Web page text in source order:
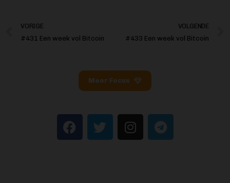
VORIGE
#431 Een week vol Bitcoin
VOLGENDE
#433 Een week vol Bitcoin
Meer Focus